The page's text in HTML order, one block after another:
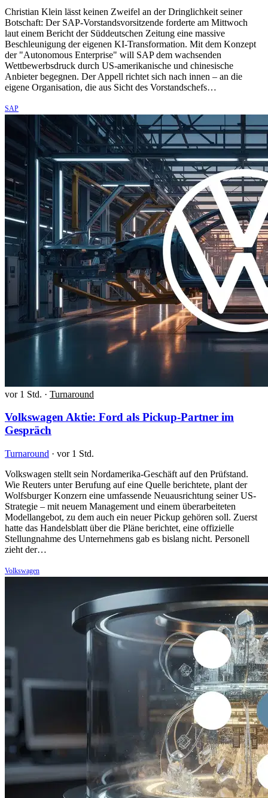
Christian Klein lässt keinen Zweifel an der Dringlichkeit seiner
Botschaft: Der SAP-Vorstandsvorsitzende forderte am Mittwoch
laut einem Bericht der Süddeutschen Zeitung eine massive
Beschleunigung der eigenen KI-Transformation. Mit dem Konzept
der "Autonomous Enterprise" will SAP dem wachsenden
Wettbewerbsdruck durch US-amerikanische und chinesische
Anbieter begegnen. Der Appell richtet sich nach innen – an die
eigene Organisation, die aus Sicht des Vorstandschefs…
SAP
vor 1 Std. · Turnaround
Volkswagen Aktie: Ford als Pickup-Partner im
Gespräch
Turnaround · vor 1 Std.
Volkswagen stellt sein Nordamerika-Geschäft auf den Prüfstand.
Wie Reuters unter Berufung auf eine Quelle berichtete, plant der
Wolfsburger Konzern eine umfassende Neuausrichtung seiner US-
Strategie – mit neuem Management und einem überarbeiteten
Modellangebot, zu dem auch ein neuer Pickup gehören soll. Zuerst
hatte das Handelsblatt über die Pläne berichtet, eine offizielle
Stellungnahme des Unternehmens gab es bislang nicht. Personell
zieht der…
Volkswagen